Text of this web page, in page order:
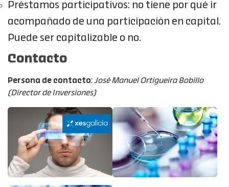
Préstamos participativos: no tiene por qué ir
acompañado de una participación en capital.
Puede ser capitalizable o no.
Contacto
Persona de contacto: José Manuel Ortigueira Bobillo
(Director de Inversiones)